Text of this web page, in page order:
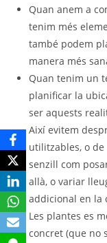
Quan anem a
tenim més
també podem
manera més
Quan tenim un
planificar la
ser aquests
Així evitem
utilitzables, o
senzill com
allà, o variar
addicional en la
Les plantes es
concret (que no